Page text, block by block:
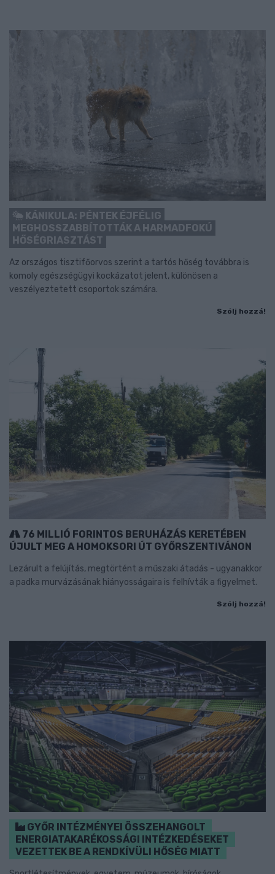
KÁNIKULA: PÉNTEK ÉJFÉLIG
MEGHOSSZABBÍTOTTÁK A HARMADFOKÚ
HŐSÉGRIASZTÁST
Az országos tisztifőorvos szerint a tartós hőség továbbra is
komoly egészségügyi kockázatot jelent, különösen a
veszélyeztetett csoportok számára.
Szólj hozzá!
76 MILLIÓ FORINTOS BERUHÁZÁS KERETÉBEN
ÚJULT MEG A HOMOKSORI ÚT GYŐRSZENTIVÁNON
Lezárult a felújítás, megtörtént a műszaki átadás - ugyanakkor
a padka murvázásának hiányosságaira is felhívták a figyelmet.
Szólj hozzá!
GYŐR INTÉZMÉNYEI ÖSSZEHANGOLT
ENERGIATAKARÉKOSSÁGI INTÉZKEDÉSEKET
VEZETTEK BE A RENDKÍVÜLI HŐSÉG MIATT